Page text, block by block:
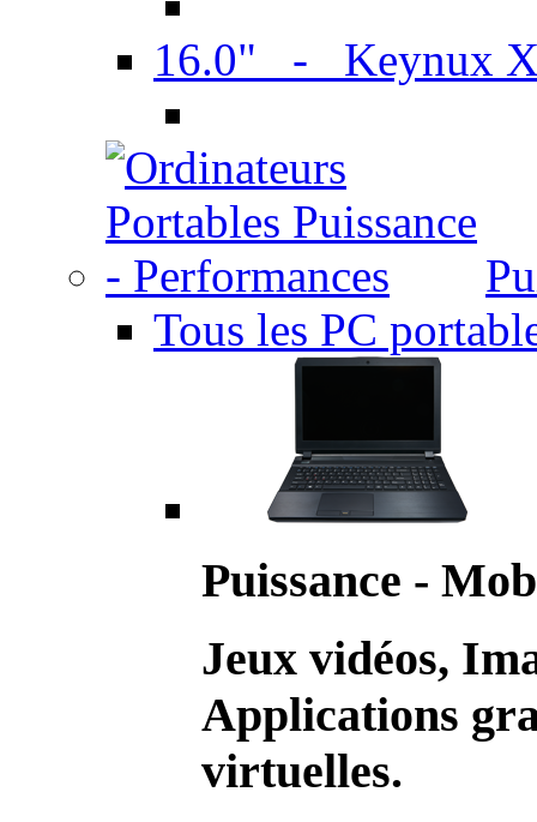
16.0" - Keynux
Tous les PC
Puissance -
Jeux vidéos,
Applications
virtuelles.